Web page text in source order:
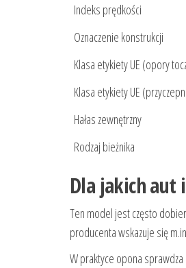
Indeks prędkości
Oznaczenie konstrukcji
Klasa etykiety UE (opory
Klasa etykiety UE
Hałas zewnętrzny
Rodzaj bieżnika
Dla jakich aut
Ten model jest często
producenta wskazuje się
W praktyce opona